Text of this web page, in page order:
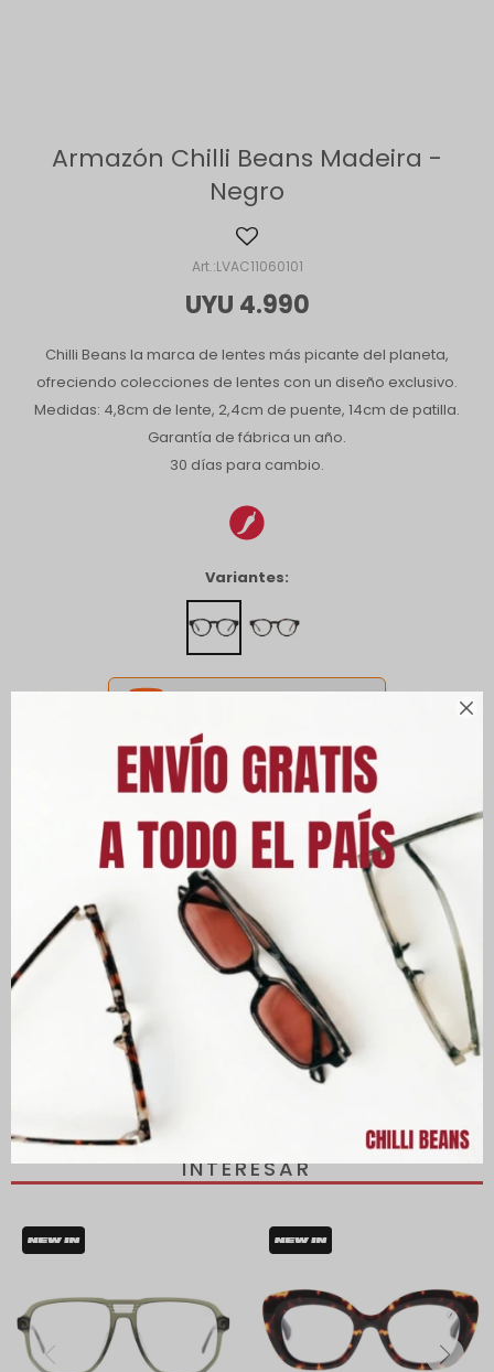

Armazón Chilli Beans Madeira -
Negro
LVAC11060101
UYU 4.990
Chilli Beans la marca de lentes más picante del planeta,
ofreciendo colecciones de lentes con un diseño exclusivo.
Medidas: 4,8cm de lente, 2,4cm de puente, 14cm de patilla.
Garantía de fábrica un año.
30 días para cambio.
Variantes:

Envíos
Cambios y Devoluciones
Medios de pago
Características
PRODUCTOS QUE TE PUEDEN
INTERESAR